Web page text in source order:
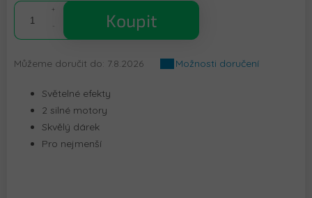
cena:
Koupit
Můžeme doručit do: 7.8.2026 Možnosti doručení
Světelné efekty
2 silné motory
Skvělý dárek
Pro nejmenší